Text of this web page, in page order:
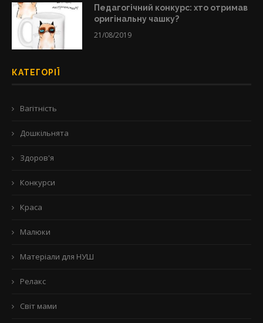
Педагогічний конкурс: хто отримав
оригінальну чашку?
21/08/2019
КАТЕГОРІЇ
Вагітність
Дошкільнята
Здоров'я
Конкурси
Краса
Малюки
Матеріали для НУШ
Релакс
Світ мами